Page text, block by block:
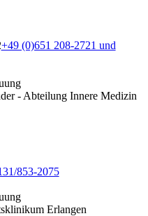
+49 (0)651 208-2721 und
- Abteilung Innere Medizin
853-2075
Erlangen